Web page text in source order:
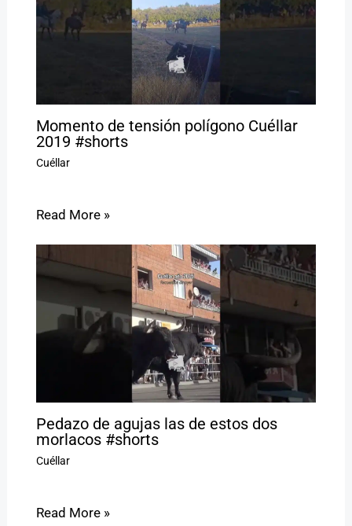
Momento de tensión polígono Cuéllar
2019 #shorts
Cuéllar
Read More »
Pedazo de agujas las de estos dos
morlacos #shorts
Cuéllar
Read More »